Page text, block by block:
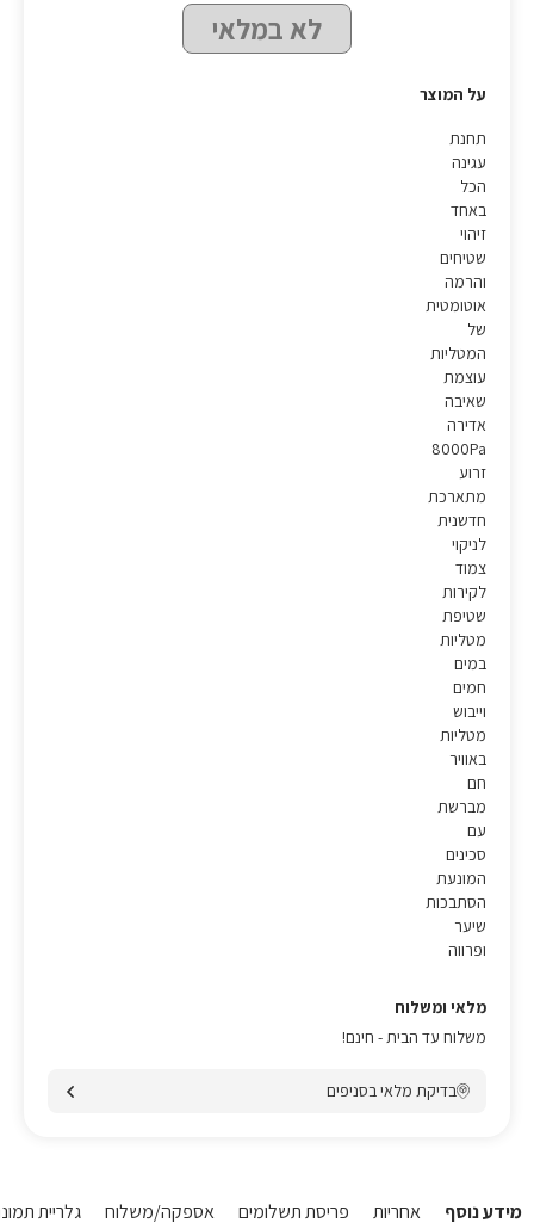
לא במלאי
על המוצר
תחנת
עגינה
הכל
באחד
זיהוי
שטיחים
והרמה
אוטומטית
של
המטליות
עוצמת
שאיבה
אדירה
8000Pa
זרוע
מתארכת
חדשנית
לניקוי
צמוד
לקירות
שטיפת
מטליות
במים
חמים
וייבוש
מטליות
באוויר
חם
מברשת
עם
סכינים
המונעת
הסתבכות
שיער
ופרווה
מלאי ומשלוח
משלוח עד הבית - חינם!
בדיקת מלאי בסניפים
מידע נוסף אחריות פריסת תשלומים אספקה/משלוח גלריית